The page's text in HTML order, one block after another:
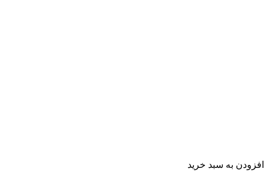
افزودن به سبد خرید